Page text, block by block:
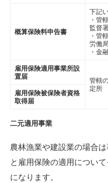
概算保険料申告書
下記
・管
監督
・管
労働局
・金
雇用保険適用事業所設
置届
管轄
定所
雇用保険被保険者資格
取得届
二元適用事業
農林漁業や建設業の場合
と雇用保険の適用につい
になります。